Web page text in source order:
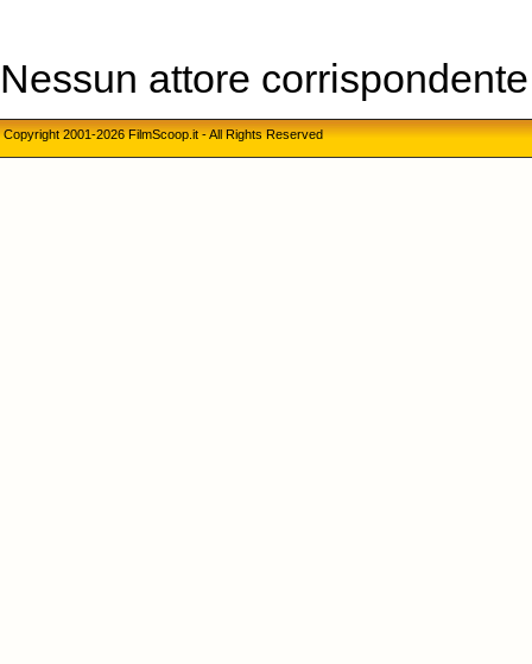
Nessun attore
Copyright 2001-2026 FilmScoop.it - All Rights Reserved